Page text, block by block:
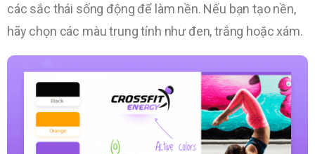
các sắc thái sống động để làm nền. Nếu bạn tạo nền,
hãy chọn các màu trung tính như đen, trắng hoặc xám.